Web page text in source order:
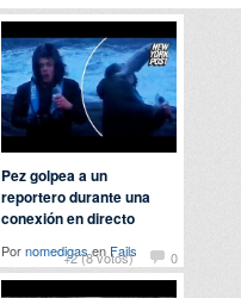
+2 (8 votos) 0
Pez golpea a un
reportero durante una
conexión en directo
Pornomedigasen Fails